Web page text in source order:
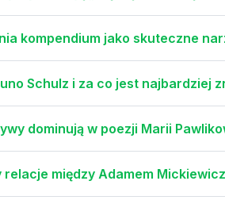
kompendium jako skuteczne
Schulz i za co jest najbardziej
dominują w poezji Marii
relacje między Adamem